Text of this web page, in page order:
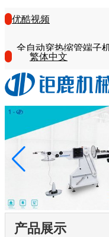
优酷视频
全自动穿热缩管端子
繁体中文
产品展示